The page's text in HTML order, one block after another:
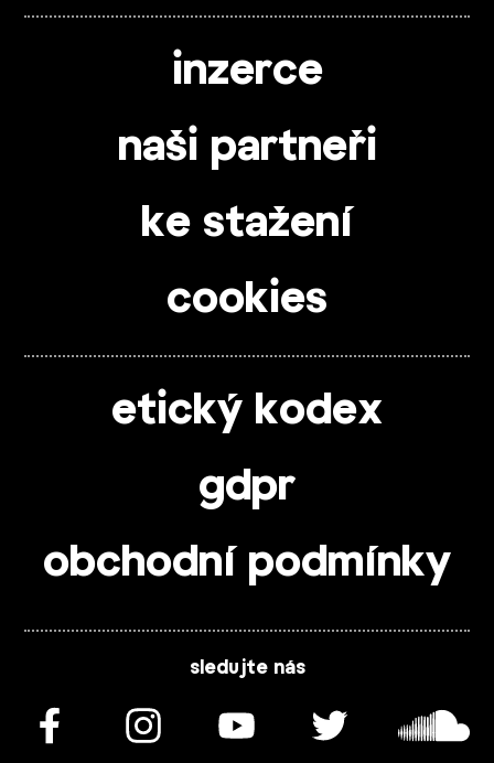
inzerce
naši partneři
ke stažení
cookies
etický kodex
gdpr
obchodní podmínky
sledujte nás